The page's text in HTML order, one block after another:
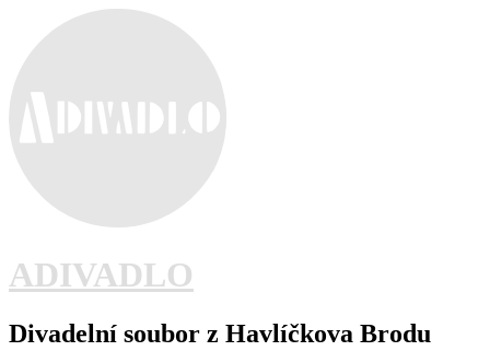
ADIVADLO
Divadelní soubor z Havlíčkova Brodu